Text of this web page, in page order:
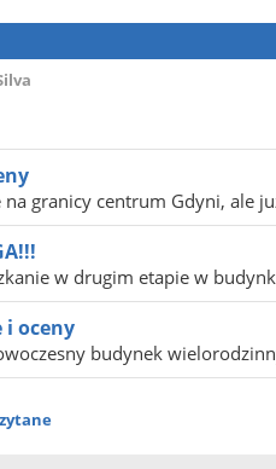
granicy centrum Gdyni, ale
w drugim etapie w
oceny
budynek